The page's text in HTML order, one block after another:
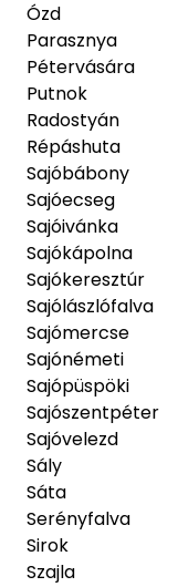
Ózd
Parasznya
Pétervására
Putnok
Radostyán
Répáshuta
Sajóbábony
Sajóecseg
Sajóivánka
Sajókápolna
Sajókeresztúr
Sajólászlófalva
Sajómercse
Sajónémeti
Sajópüspöki
Sajószentpéter
Sajóvelezd
Sály
Sáta
Serényfalva
Sirok
Szajla